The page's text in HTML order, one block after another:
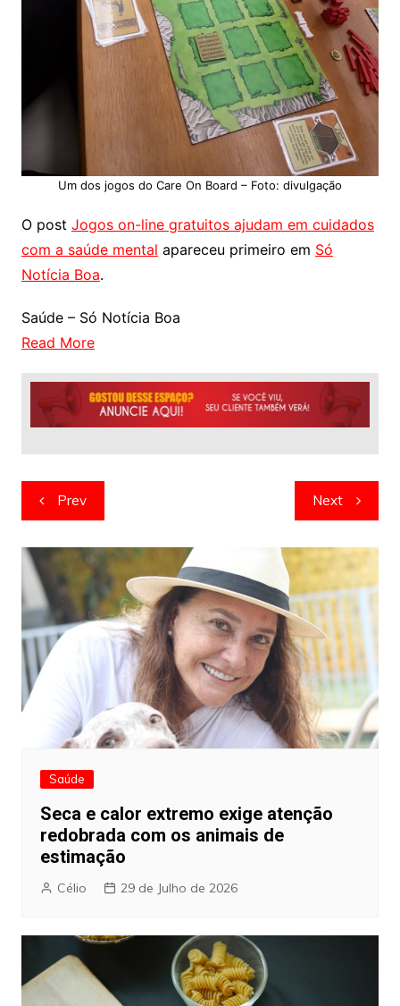
Um dos jogos do Care On Board – Foto: divulgação
O post Jogos on-line gratuitos ajudam em cuidados
com a saúde mental apareceu primeiro em Só
Notícia Boa.
Saúde – Só Notícia Boa
Read More
Navegação
de
artigos
Prev Next
Saúde
Seca e calor extremo exige atenção
redobrada com os animais de
estimação
Célio 29 de Julho de 2026